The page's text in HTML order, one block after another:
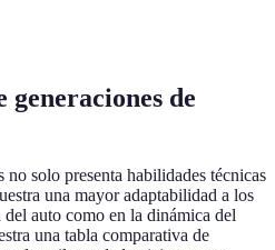
de
solo presenta habilidades técnicas
una mayor adaptabilidad a los
auto como en la dinámica del
una tabla comparativa de